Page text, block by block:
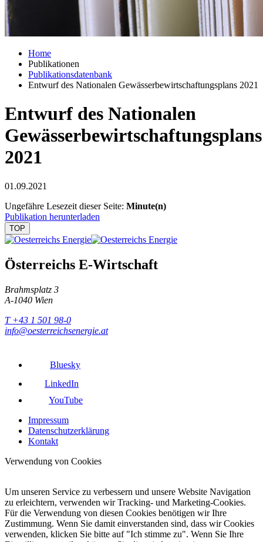
Home
Publikationen
Publikationsdatenbank
Entwurf des Nationalen Gewässerbewirtschaftungsplans 2021
Entwurf des Nationalen
Gewässerbewirtschaftungsplans
2021
01.09.2021
Ungefähre Lesezeit dieser Seite: Minute(n)
Publikation herunterladen
TOP
Österreichs E-Wirtschaft
Brahmsplatz 3
A-1040 Wien
T +43 1 501 98-0
info@oesterreichsenergie.at
Bluesky
LinkedIn
YouTube
Impressum
Datenschutzerklärung
Kontakt
Verwendung von Cookies
Um unseren Service zu verbessern und unsere Website Navigation
zu erleichtern, verwenden wir Tracking- und Marketing-Cookies.
Für die Verwendung von diesen Cookies benötigen wir Ihre
Zustimmung. Wenn Sie damit einverstanden sind, dass wir Cookies
verwenden, klicken Sie bitte auf "Ich stimme zu". Wenn Sie Ihre